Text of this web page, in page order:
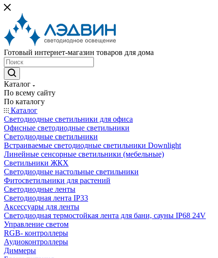
Готовый интернет-магазин товаров для дома
Каталог
По всему сайту
По каталогу
Каталог
Светодиодные светильники для офиса
Офисные светодиодные светильники
Светодиодные светильники
Встраиваемые светодиодные светильники Downlight
Линейные сенсорные светильники (мебельные)
Светильники ЖКХ
Светодиодные настольные светильники
Фитосветильники для растений
Светодиодные ленты
Светодиодная лента IP33
Аксессуары для ленты
Светодиодная термостойкая лента для бани, сауны IP68 24V
Управление светом
RGB- контроллеры
Аудиоконтроллеры
Диммеры